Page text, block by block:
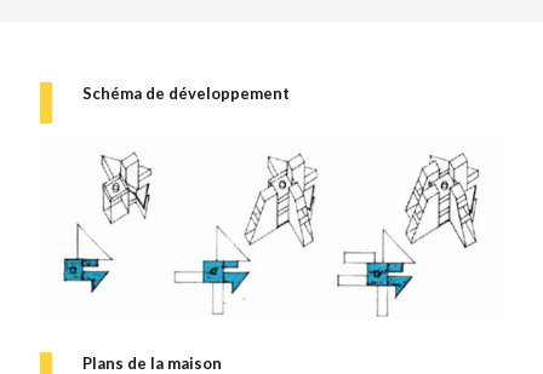
Schéma de développement
Plans de la maison